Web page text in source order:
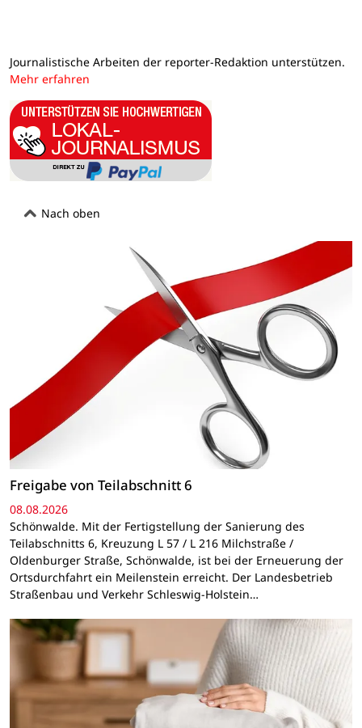
Journalistische Arbeiten der reporter-Redaktion unterstützen.
Mehr erfahren
Nach oben
Freigabe von Teilabschnitt 6
08.08.2026
Schönwalde. Mit der Fertigstellung der Sanierung des
Teilabschnitts 6, Kreuzung L 57 / L 216 Milchstraße /
Oldenburger Straße, Schönwalde, ist bei der Erneuerung der
Ortsdurchfahrt ein Meilenstein erreicht. Der Landesbetrieb
Straßenbau und Verkehr Schleswig-Holstein…